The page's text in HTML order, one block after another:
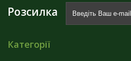
Розсилка
Категорії